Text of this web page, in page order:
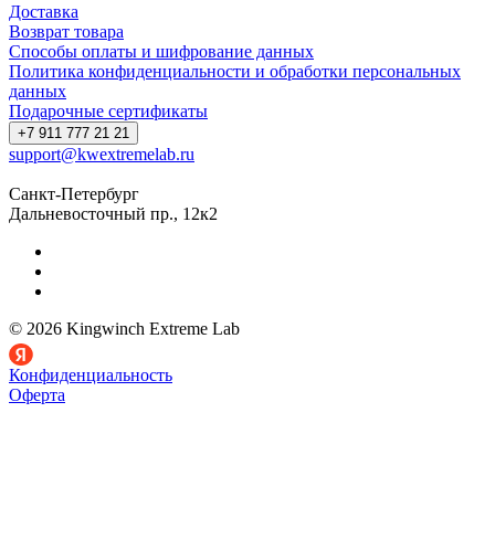
Доставка
Возврат товара
Способы оплаты и шифрование данных
Политика конфиденциальности и обработки персональных
данных
Подарочные сертификаты
+7 911 777 21 21
support@kwextremelab.ru
Санкт-Петербург
Дальневосточный пр., 12к2
© 2026 Kingwinch Extreme Lab
Конфиденциальность
Оферта